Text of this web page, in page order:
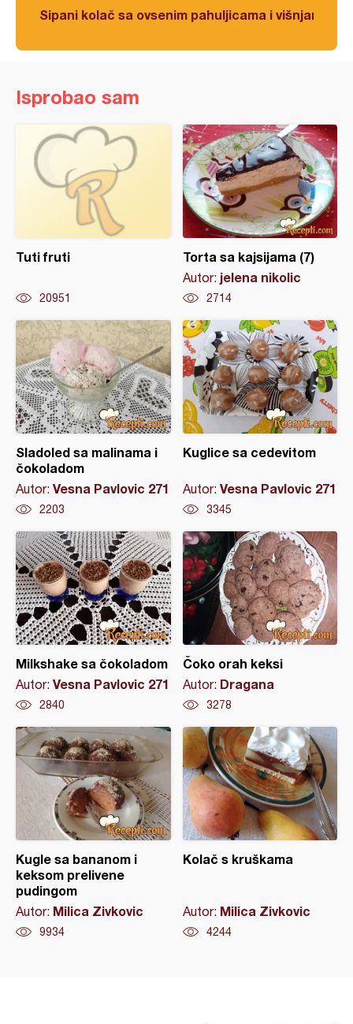
Sipani kolač sa ovsenim pahuljicama i višnjama
Isprobao sam
Tuti fruti
20951
Torta sa kajsijama (7)
Autor: jelena nikolic
2714
Sladoled sa malinama i
čokoladom
Autor: Vesna Pavlovic 271
2203
Kuglice sa cedevitom
Autor: Vesna Pavlovic 271
3345
Milkshake sa čokoladom
Autor: Vesna Pavlovic 271
2840
Čoko orah keksi
Autor: Dragana
3278
Kugle sa bananom i
keksom prelivene
pudingom
Autor: Milica Zivkovic
9934
Kolač s kruškama
Autor: Milica Zivkovic
4244